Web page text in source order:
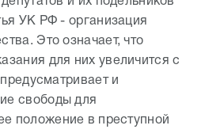
УК РФ - организация
Это означает, что
для них увеличится с
и
свободы для
положение в преступной